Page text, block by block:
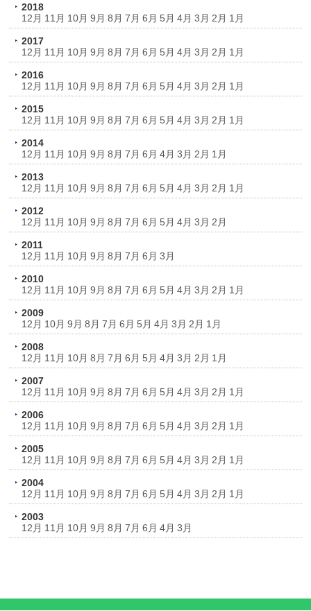
2018
12月 11月 10月 9月 8月 7月 6月 5月 4月 3月 2月 1月
2017
12月 11月 10月 9月 8月 7月 6月 5月 4月 3月 2月 1月
2016
12月 11月 10月 9月 8月 7月 6月 5月 4月 3月 2月 1月
2015
12月 11月 10月 9月 8月 7月 6月 5月 4月 3月 2月 1月
2014
12月 11月 10月 9月 8月 7月 6月 4月 3月 2月 1月
2013
12月 11月 10月 9月 8月 7月 6月 5月 4月 3月 2月 1月
2012
12月 11月 10月 9月 8月 7月 6月 5月 4月 3月 2月
2011
12月 11月 10月 9月 8月 7月 6月 3月
2010
12月 11月 10月 9月 8月 7月 6月 5月 4月 3月 2月 1月
2009
12月 10月 9月 8月 7月 6月 5月 4月 3月 2月 1月
2008
12月 11月 10月 8月 7月 6月 5月 4月 3月 2月 1月
2007
12月 11月 10月 9月 8月 7月 6月 5月 4月 3月 2月 1月
2006
12月 11月 10月 9月 8月 7月 6月 5月 4月 3月 2月 1月
2005
12月 11月 10月 9月 8月 7月 6月 5月 4月 3月 2月 1月
2004
12月 11月 10月 9月 8月 7月 6月 5月 4月 3月 2月 1月
2003
12月 11月 10月 9月 8月 7月 6月 4月 3月